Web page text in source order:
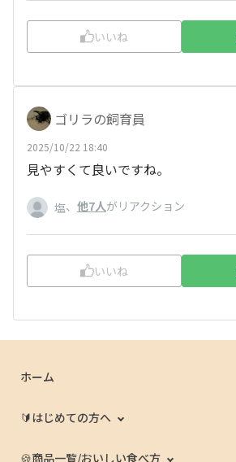
いいね
ゴリラの飼育員
2025/10/22 18:40
見やすくて良いですね。
塩、 他7人がリアクション
いいね
ホーム
🔰はじめての方へ
🍪商品一覧/おいしい食べ方